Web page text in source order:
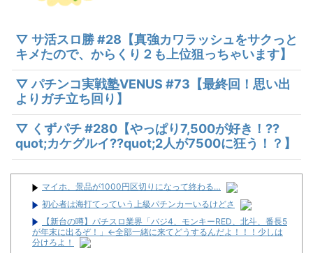
▽ サ活スロ勝 #28【真強カワラッシュをサクっと
キメたので、からくり２も上位狙っちゃいます】
▽ パチンコ実戦塾VENUS #73【最終回！思い出
よりガチ立ち回り】
▽ くずパチ #280【やっぱり7,500が好き！??
quot;カケグルイ??quot;2人が7500に狂う！？】
マイホ、景品が1000円区切りになって終わる…
初心者は海打てっていう上級パチンカーいるけどさ
【新台の噂】パチスロ業界「バジ4、モンキーRED、北斗、番長5
が年末に出るぞ！」←全部一緒に来てどうするんだよ！！！少しは
分けろよ！